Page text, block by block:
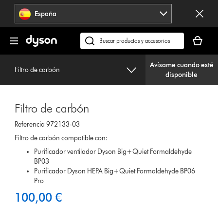
Omitir
navegación España
Buscar
en
cesta
está
vacía
Filtro de carbón
Avísame cuando esté
disponible
Filtro de carbón
Referencia 972133-03
Filtro de carbón compatible con:
Purificador ventilador Dyson Big+Quiet Formaldehyde
BP03
Purificador Dyson HEPA Big+Quiet Formaldehyde BP06
Pro
100,00 €